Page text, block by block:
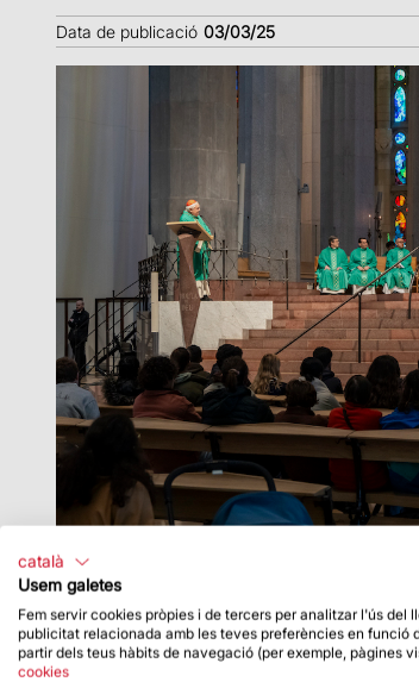
Data de publicació 03/03/25
català
Usem galetes
Fem servir cookies pròpies i de tercers per analitzar l'ús del
publicitat relacionada amb les teves preferències en funció
partir dels teus hàbits de navegació (per exemple, pàgines
cookies